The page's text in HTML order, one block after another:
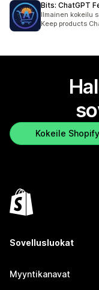
Bits: ChatGPT
Ilmainen kokeilu
Keep products
Kokeile
Sovellusluokat
Myyntikanavat